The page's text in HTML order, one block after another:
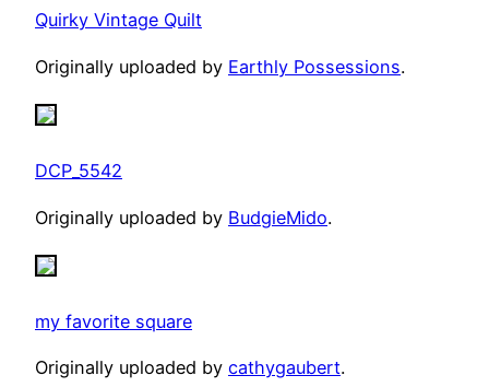
Quirky Vintage Quilt
Originally uploaded by Earthly Possessions.
DCP_5542
Originally uploaded by BudgieMido.
my favorite square
Originally uploaded by cathygaubert.